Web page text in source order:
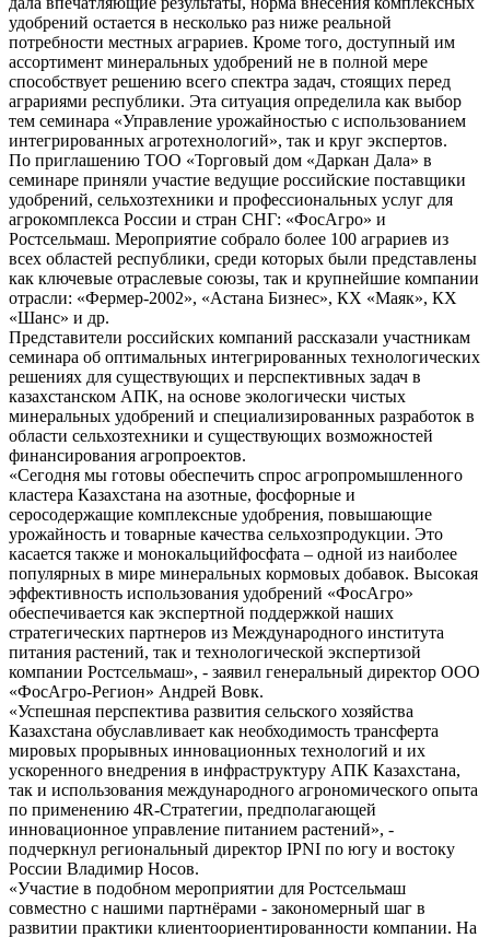
удобрений остается в несколько раз ниже реальной
потребности местных аграриев. Кроме того, доступный им
ассортимент минеральных удобрений не в полной мере
способствует решению всего спектра задач, стоящих перед
аграриями республики. Эта ситуация определила как выбор
тем семинара «Управление урожайностью с использованием
интегрированных агротехнологий», так и круг экспертов.
По приглашению ТОО «Торговый дом «Даркан Дала» в
семинаре приняли участие ведущие российские поставщики
удобрений, сельхозтехники и профессиональных услуг для
агрокомплекса России и стран СНГ: «ФосАгро» и
Ростсельмаш. Мероприятие собрало более 100 аграриев из
всех областей республики, среди которых были представлены
как ключевые отраслевые союзы, так и крупнейшие компании
отрасли: «Фермер-2002», «Астана Бизнес», КХ «Маяк», КХ
«Шанс» и др.
Представители российских компаний рассказали участникам
семинара об оптимальных интегрированных технологических
решениях для существующих и перспективных задач в
казахстанском АПК, на основе экологически чистых
минеральных удобрений и специализированных разработок в
области сельхозтехники и существующих возможностей
финансирования агропроектов.
«Сегодня мы готовы обеспечить спрос агропромышленного
кластера Казахстана на азотные, фосфорные и
серосодержащие комплексные удобрения, повышающие
урожайность и товарные качества сельхозпродукции. Это
касается также и монокальцийфосфата – одной из наиболее
популярных в мире минеральных кормовых добавок. Высокая
эффективность использования удобрений «ФосАгро»
обеспечивается как экспертной поддержкой наших
стратегических партнеров из Международного института
питания растений, так и технологической экспертизой
компании Ростсельмаш», - заявил генеральный директор ООО
«ФосАгро-Регион» Андрей Вовк.
«Успешная перспектива развития сельского хозяйства
Казахстана обуславливает как необходимость трансферта
мировых прорывных инновационных технологий и их
ускоренного внедрения в инфраструктуру АПК Казахстана,
так и использования международного агрономического опыта
по применению 4R-Стратегии, предполагающей
инновационное управление питанием растений», -
подчеркнул региональный директор IPNI по югу и востоку
России Владимир Носов.
«Участие в подобном мероприятии для Ростсельмаш
совместно с нашими партнёрами - закономерный шаг в
развитии практики клиентоориентированности компании. На